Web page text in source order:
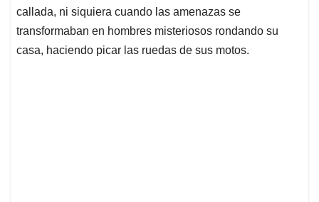
callada, ni siquiera cuando las amenazas se
transformaban en hombres misteriosos rondando su
casa, haciendo picar las ruedas de sus motos.